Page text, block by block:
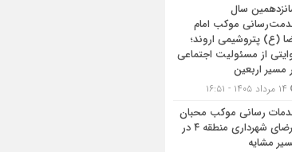
سال
موکب امام
(ع) پتروشیمی اروند؛
از مسئولیت اجتماعی
مسیر اربعین
رسانی موکب محبان
الرضای شهرداری منطقه ۴ در
مشایه